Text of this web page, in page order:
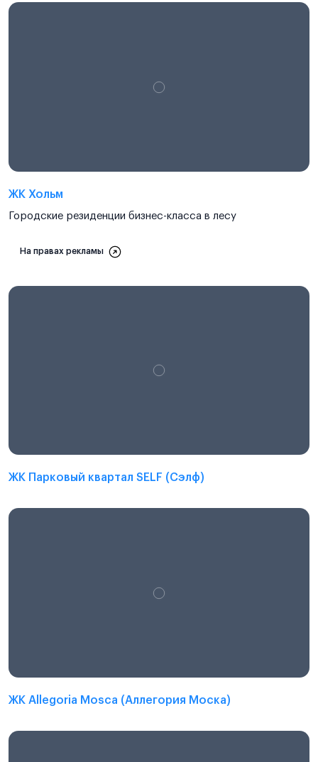
ЖК Хольм
Городские резиденции бизнес-класса в лесу
На правах рекламы
ЖК Парковый квартал SELF (Сэлф)
ЖК Allegoria Mosca (Аллегория Моска)